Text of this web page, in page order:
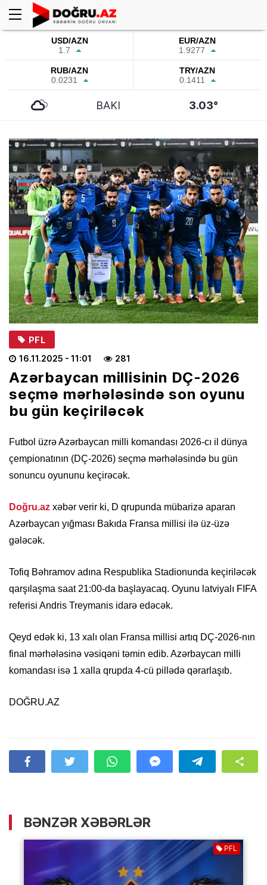
USD/AZN
1.7
EUR/AZN
1.9277
RUB/AZN
0.0231
TRY/AZN
0.1411
BAKI 3.03°
PFL
16.11.2025 - 11:01 281
Azərbaycan millisinin DÇ-2026
seçmə mərhələsində son oyunu
bu gün keçiriləcək
Futbol üzrə Azərbaycan milli komandası 2026-cı il dünya
çempionatının (DÇ-2026) seçmə mərhələsində bu gün
sonuncu oyununu keçirəcək.
Doğru.az xəbər verir ki, D qrupunda mübarizə aparan
Azərbaycan yığması Bakıda Fransa millisi ilə üz-üzə
gələcək.
Tofiq Bəhramov adına Respublika Stadionunda keçiriləcək
qarşılaşma saat 21:00-da başlayacaq. Oyunu latviyalı FIFA
referisi Andris Treymanis idarə edəcək.
Qeyd edək ki, 13 xalı olan Fransa millisi artıq DÇ-2026-nın
final mərhələsinə vəsiqəni təmin edib. Azərbaycan milli
komandası isə 1 xalla qrupda 4-cü pillədə qərarlaşıb.
DOĞRU.AZ
BƏNZƏR XƏBƏRLƏR
PFL